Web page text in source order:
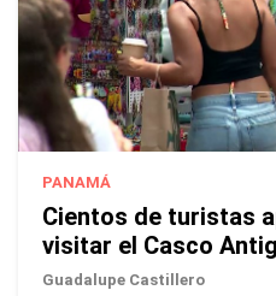
PANAMÁ
Cientos de turistas
visitar el Casco
Guadalupe Castillero